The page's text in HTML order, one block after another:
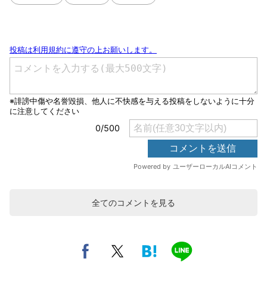
全てのコメントを見る